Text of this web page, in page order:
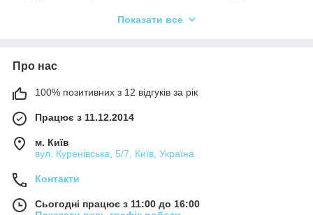
, представлені в каталозі, виробляються в
латунь;
метал.
функціональністю і довговічністю.
горни
Вашому другу-мореплавцю буде приємно отримати такий
Показати все
Про нас
100% позитивних з 12 відгуків за рік
Працює з 11.12.2014
м. Київ
вул. Куренівська, 5/7, Київ, Україна
Контакти
Сьогодні працює з 11:00 до 16:00